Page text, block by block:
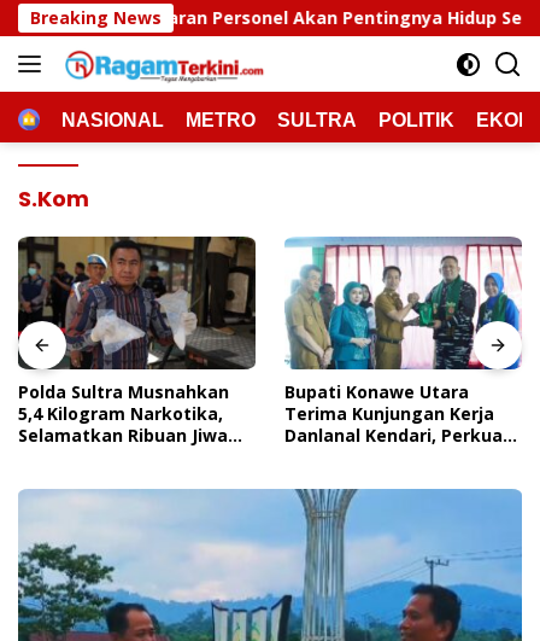
Langsung
ke
konten
Breaking News
Akan Pentingnya Hidup Sehat Polda Sultra
HOMENASIONAL METRO SULTRA POLITIK
S.Kom
Polda Sultra Musnahkan
5,4 Kilogram Narkotika,
Selamatkan Ribuan Jiwa
Bupati Konawe Utara
Terima Kunjungan Kerja
Danlanal Kendari, Perkuat